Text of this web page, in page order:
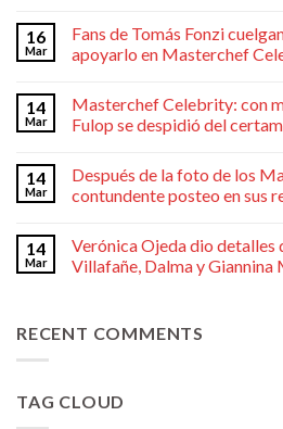
16
Mar
Fans de Tomás Fonzi
apoyarlo en Masterchef
14
Mar
Masterchef Celebrity: con
Fulop se despidió del
14
Mar
Después de la foto de los
contundente posteo en sus
14
Mar
Verónica Ojeda dio detalles
Villafañe, Dalma y Giannina
RECENT COMMENTS
TAG CLOUD